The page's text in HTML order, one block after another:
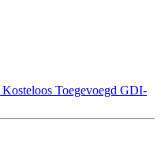
Kosteloos Toegevoegd GDI-